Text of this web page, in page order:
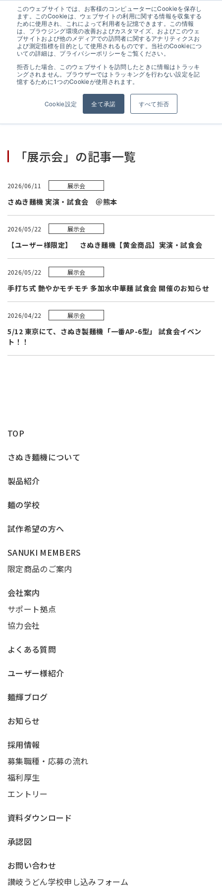
このウェブサイトでは、お客様のコンピューターにCookieを保存し
ます。このCookieは、ウェブサイトの利用に関する情報を収集する
ために使用され、これによって利用者を記憶できます。この情報
は、ブラウジング環境の改善およびカスタマイズ、およびこのウェ
ブサイトおよび他のメディアでの訪問者に関するアナリティクスお
よび測定指標を目的として使用されるものです。当社のCookieにつ
いての詳細は、プライバシーポリシーをご覧ください。
拒否した場合、このウェブサイトを訪問したときに情報はトラッキ
ングされません。ブラウザーではトラッキングを行わない設定を記
憶するために1つのCookieが使用されます。
Cookie設定 全て承諾 すべて拒否
お知らせ
お知らせ 展示会情報
展示会
イベント
学校
「展示会」の記事一覧
2026/06/11 展示会
さぬき麺機 実演・試食会 ＠熊本
2026/05/22 展示会
【ユーザー様限定】 さぬき麺機【黄金商品】実演・試食会
2026/05/22 展示会
手打ち式 艶やかモチモチ 多加水中華麺 試食会 開催のお知らせ
2026/04/22 展示会
5/12 東京にて、さぬき製麺機「一番AP-6型」 試食会イベン
ト！！
TOP
さぬき麺機について
製品紹介
麺の学校
試作希望の方へ
SANUKI MEMBERS
限定商品のご案内
会社案内
サポート拠点
協力会社
よくある質問
ユーザー様紹介
麺輝ブログ
お知らせ
採用情報
募集職種・応募の流れ
福利厚生
エントリー
資料ダウンロード
承認図
お問い合わせ
讃岐うどん学校申し込みフォーム